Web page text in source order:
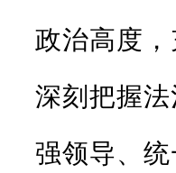
政治高度
深刻把握
强领导、